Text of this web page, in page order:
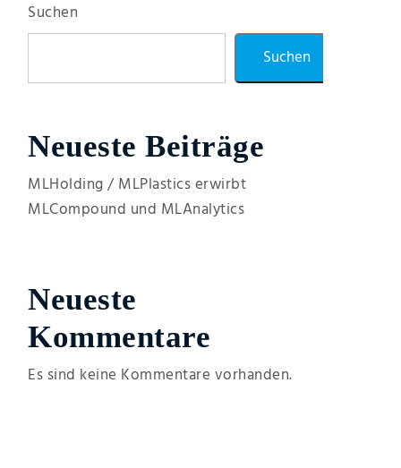
Suchen
Suchen
Neueste Beiträge
MLHolding / MLPlastics erwirbt
MLCompound und MLAnalytics
Neueste
Kommentare
Es sind keine Kommentare vorhanden.